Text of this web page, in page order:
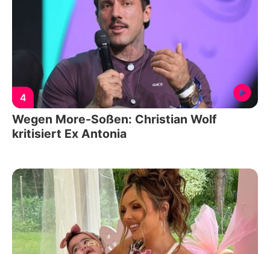
4
Wegen More-Soßen: Christian Wolf
kritisiert Ex Antonia